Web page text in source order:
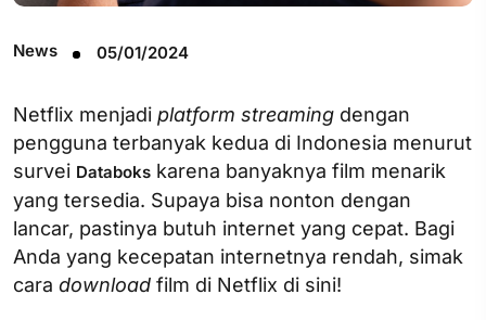
News 05/01/2024
Netflix menjadi platform streaming dengan
pengguna terbanyak kedua di Indonesia menurut
survei Databoks karena banyaknya film menarik
yang tersedia. Supaya bisa nonton dengan
lancar, pastinya butuh internet yang cepat. Bagi
Anda yang kecepatan internetnya rendah, simak
cara download film di Netflix di sini!